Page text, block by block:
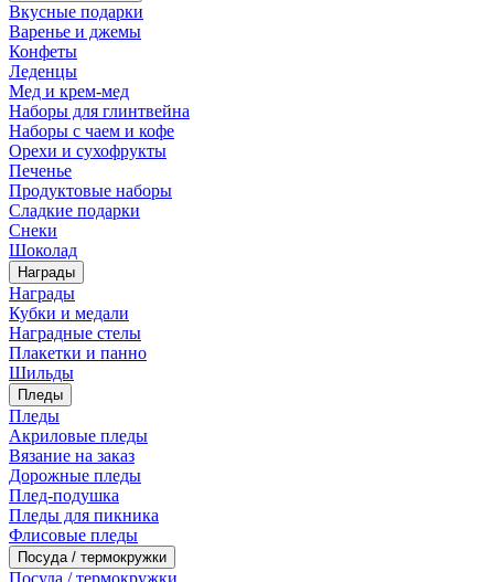
Вкусные подарки
Варенье и джемы
Конфеты
Леденцы
Мед и крем-мед
Наборы для глинтвейна
Наборы с чаем и кофе
Орехи и сухофрукты
Печенье
Продуктовые наборы
Сладкие подарки
Снеки
Шоколад
Награды
Награды
Кубки и медали
Наградные стелы
Плакетки и панно
Шильды
Пледы
Пледы
Акриловые пледы
Вязание на заказ
Дорожные пледы
Плед-подушка
Пледы для пикника
Флисовые пледы
Посуда / термокружки
Посуда / термокружки